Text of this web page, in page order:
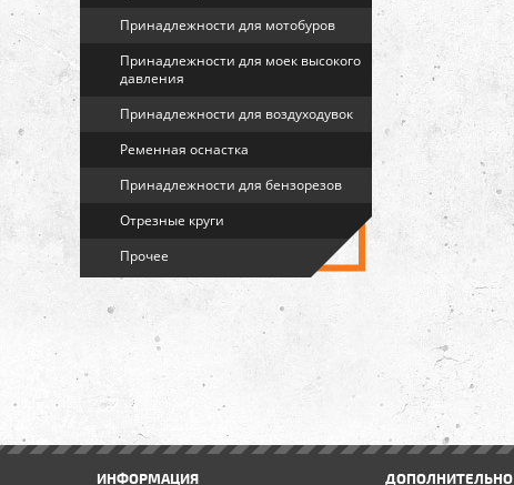
Принадлежности для мотобуров
Принадлежности для моек высокого
давления
Принадлежности для воздуходувок
Ременная оснастка
Принадлежности для бензорезов
Отрезные круги
Прочее
ИНФОРМАЦИЯ ДОПОЛНИТЕЛЬНО